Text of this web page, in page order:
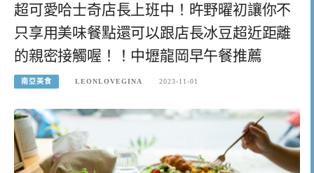
超可愛哈士奇店長上班中！旿野曜初讓你不
只享用美味餐點還可以跟店長冰豆超近距離
的親密接觸喔！！中壢龍岡早午餐推薦
南亞美食 LEONLOVEGINA 2023-11-01